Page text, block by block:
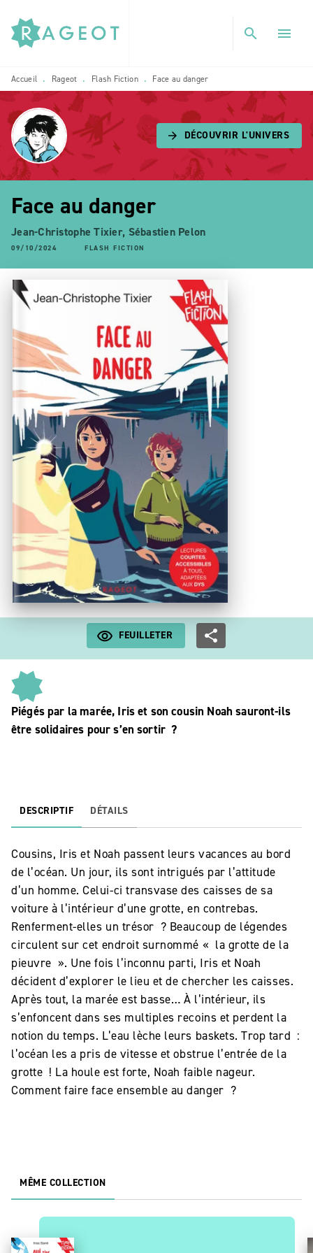
MENU RECHERCHE
PIED DE PAGE
search menu
Accueil • Rageot • Flash Fiction • Face au danger
arrow_forward DÉCOUVRIR L'UNIVERS
Face au danger
Jean-Christophe Tixier, Sébastien Pelon
09/10/2024 FLASH FICTION
FEUILLETER
Piégés par la marée, Iris et son cousin Noah sauront-ils
être solidaires pour s’en sortir ?
DESCRIPTIF DÉTAILS
Cousins, Iris et Noah passent leurs vacances au bord
de l’océan. Un jour, ils sont intrigués par l’attitude
d’un homme. Celui-ci transvase des caisses de sa
voiture à l’intérieur d’une grotte, en contrebas.
Renferment-elles un trésor ? Beaucoup de légendes
circulent sur cet endroit surnommé « la grotte de la
pieuvre ». Une fois l’inconnu parti, Iris et Noah
décident d’explorer le lieu et de chercher les caisses.
Après tout, la marée est basse… À l’intérieur, ils
s’enfoncent dans ses multiples recoins et perdent la
notion du temps. L’eau lèche leurs baskets. Trop tard :
l’océan les a pris de vitesse et obstrue l’entrée de la
grotte ! La houle est forte, Noah faible nageur.
Comment faire face ensemble au danger ?
MÊME COLLECTION